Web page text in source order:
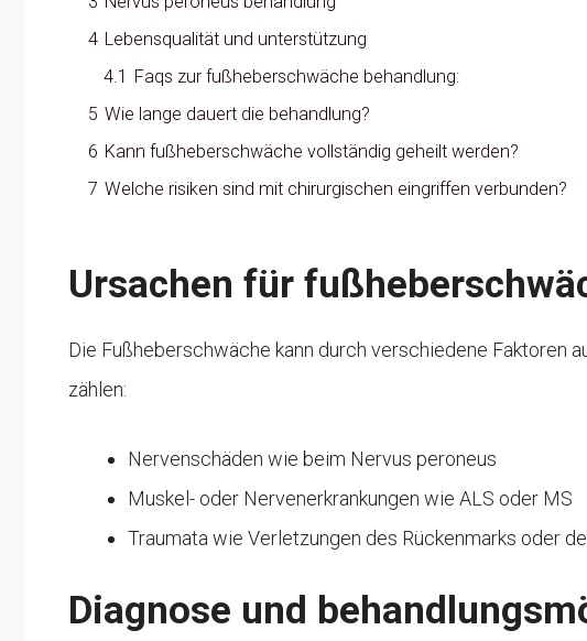
4 Lebensqualität und unterstützung
4.1 Faqs zur fußheberschwäche behandlung:
5 Wie lange dauert die behandlung?
6 Kann fußheberschwäche vollständig geheilt werden?
7 Welche risiken sind mit chirurgischen eingriffen verbunden?
Ursachen für
Die Fußheberschwäche kann durch verschiedene Faktoren
zählen:
Nervenschäden wie beim Nervus peroneus
Muskel- oder Nervenerkrankungen wie ALS oder MS
Traumata wie Verletzungen des Rückenmarks oder
Diagnose und